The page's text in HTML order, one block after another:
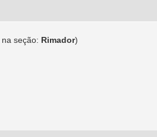
na seção: Rimador)